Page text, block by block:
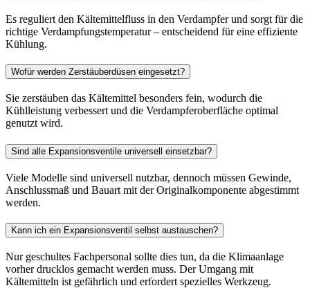
Es reguliert den Kältemittelfluss in den Verdampfer und sorgt für die
richtige Verdampfungstemperatur – entscheidend für eine effiziente
Kühlung.
Wofür werden Zerstäuberdüsen eingesetzt?
Sie zerstäuben das Kältemittel besonders fein, wodurch die
Kühlleistung verbessert und die Verdampferoberfläche optimal
genutzt wird.
Sind alle Expansionsventile universell einsetzbar?
Viele Modelle sind universell nutzbar, dennoch müssen Gewinde,
Anschlussmaß und Bauart mit der Originalkomponente abgestimmt
werden.
Kann ich ein Expansionsventil selbst austauschen?
Nur geschultes Fachpersonal sollte dies tun, da die Klimaanlage
vorher drucklos gemacht werden muss. Der Umgang mit
Kältemitteln ist gefährlich und erfordert spezielles Werkzeug.